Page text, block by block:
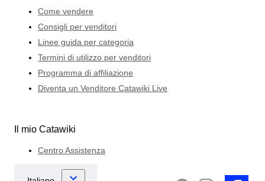
Come vendere
Consigli per venditori
Linee guida per categoria
Termini di utilizzo per venditori
Programma di affiliazione
Diventa un Venditore Catawiki Live
Il mio Catawiki
Centro Assistenza